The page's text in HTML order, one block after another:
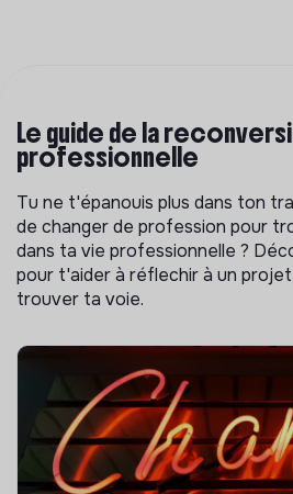
Le guide de la
professionnelle
Tu ne t'épanouis plus dans ton
de changer de profession pour
dans ta vie professionnelle ?
pour t'aider à réflechir à un
trouver ta voie.